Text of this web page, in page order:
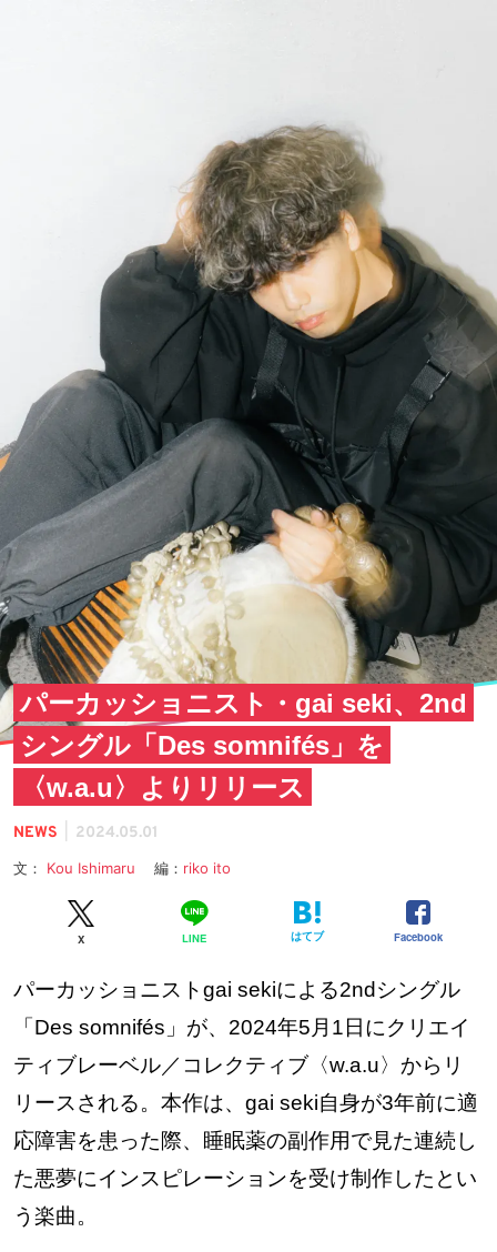
パーカッショニスト・gai seki、2nd
シングル「Des somnifés」を
〈w.a.u〉よりリリース
NEWS 2024.05.01
文： Kou Ishimaru 編： riko ito
X LINE はてブ Facebook
パーカッショニストgai sekiによる2ndシングル
「Des somnifés」が、2024年5月1日にクリエイ
ティブレーベル／コレクティブ〈w.a.u〉からリ
リースされる。本作は、gai seki自身が3年前に適
応障害を患った際、睡眠薬の副作用で見た連続し
た悪夢にインスピレーションを受け制作したとい
う楽曲。